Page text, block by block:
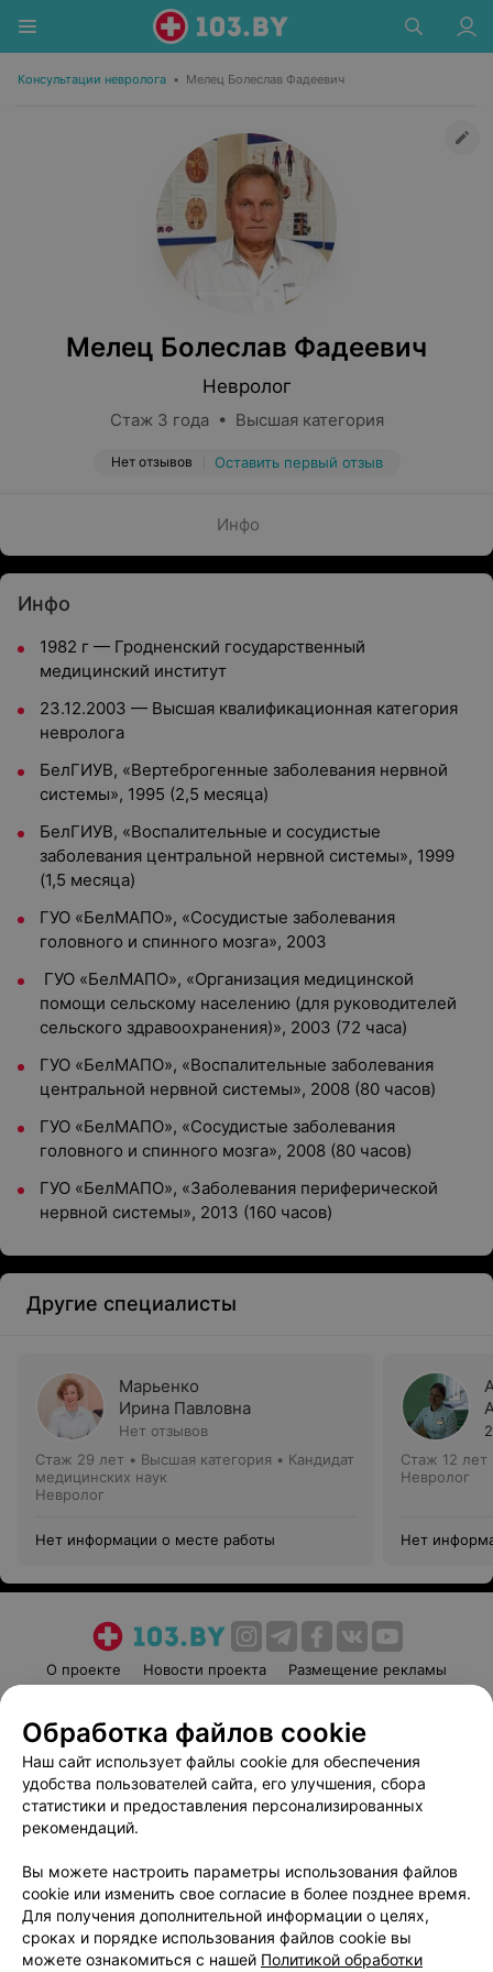
Консультации невролога • Мелец Болеслав Фадеевич
Мелец Болеслав Фадеевич
Невролог
Стаж 3 года • Высшая категория
Нет отзывов Оставить первый отзыв
Инфо
Инфо
1982 г — Гродненский государственный
медицинский институт
23.12.2003 — Высшая квалификационная категория
невролога
БелГИУВ, «Вертеброгенные заболевания нервной
системы», 1995 (2,5 месяца)
БелГИУВ, «Воспалительные и сосудистые
заболевания центральной нервной системы», 1999
(1,5 месяца)
ГУО «БелМАПО», «Сосудистые заболевания
головного и спинного мозга», 2003
ГУО «БелМАПО», «Организация медицинской
помощи сельскому населению (для руководителей
сельского здравоохранения)», 2003 (72 часа)
ГУО «БелМАПО», «Воспалительные заболевания
центральной нервной системы», 2008 (80 часов)
ГУО «БелМАПО», «Сосудистые заболевания
головного и спинного мозга», 2008 (80 часов)
ГУО «БелМАПО», «Заболевания периферической
нервной системы», 2013 (160 часов)
Другие специалисты
Марьенко
Ирина Павловна
Нет отзывов
Стаж 29 лет • Высшая категория • Кандидат
медицинских наук
Невролог
Нет информации о месте работы
Стаж 12 лет
Невролог
Нет
О проекте Новости проекта
Размещение рекламы
Пользовательское соглашение
Способы оплаты
Вакансии
Партнеры
Написать руководителю 103.by
Обработка персональных данных
Обработка файлов cookie
Наш сайт использует файлы cookie для обеспечения
удобства пользователей сайта, его улучшения, сбора
статистики и предоставления персонализированных
рекомендаций.
Вы можете настроить параметры использования файлов
cookie или изменить свое согласие в более позднее время.
Для получения дополнительной информации о целях,
сроках и порядке использования файлов cookie вы
можете ознакомиться с нашей Политикой обработки